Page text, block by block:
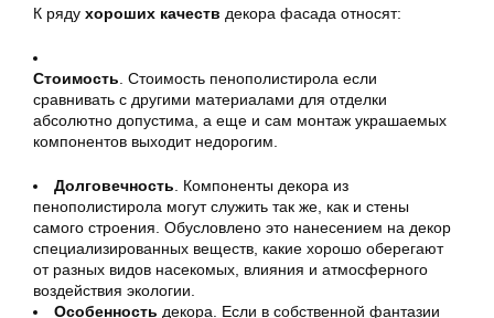
К ряду хороших качеств декора фасада относят:
Стоимость . Стоимость пенополистирола если
сравнивать с другими материалами для отделки
абсолютно допустима, а еще и сам монтаж украшаемых
компонентов выходит недорогим.
Долговечность . Компоненты декора из
пенополистирола могут служить так же, как и стены
самого строения. Обусловлено это нанесением на декор
специализированных веществ, какие хорошо оберегают
от разных видов насекомых, влияния и атмосферного
воздействия экологии.
Особенность декора. Если в собственной фантазии